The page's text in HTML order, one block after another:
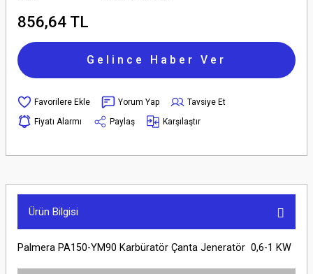
856,64 TL
Gelince Haber Ver
Yorum Yap
Tavsiye Et
Fiyatı Alarmı
Paylaş Karşılaştır
Ürün Bilgisi
Palmera PA150-YM90 Karbüratör Çanta Jeneratör 0,6-1 KW